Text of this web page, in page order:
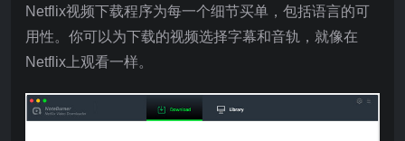
Netflix视频下载程序为每一个细节买单，包括语言的可
用性。你可以为下载的视频选择字幕和音轨，就像在
Netflix上观看一样。